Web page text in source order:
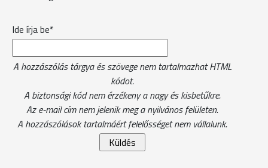
Ide írja be*
A hozzászólás tárgya és szövege nem tartalmazhat HTML
kódot.
A biztonsági kód nem érzékeny a nagy és kisbetűkre.
Az e-mail cím nem jelenik meg a nyilvános felületen.
A hozzászólások tartalmáért felelősséget nem vállalunk.